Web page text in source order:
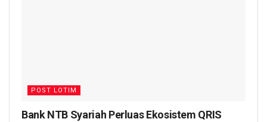
POST LOTIM
Bank NTB Syariah Perluas Ekosistem QRIS